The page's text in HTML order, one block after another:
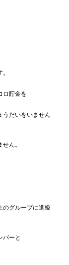
ロ貯金を
うだいをいません
ん。
のグループに進級
バーと